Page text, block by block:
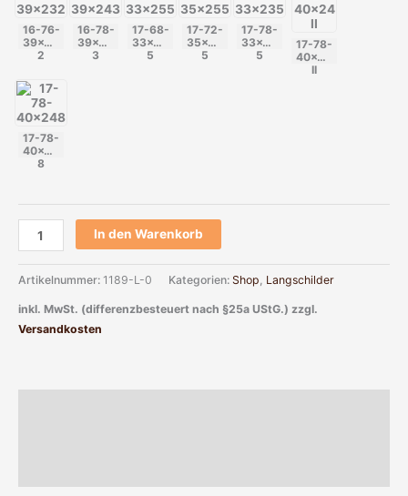
16-76-
39x23
2
16-78-
39x24
3
17-68-
33x25
5
17-72-
35x25
5
17-78-
33x23
5
17-78-
40x24
II
17-78-
40x24
8
In den Warenkorb
Artikelnummer: 1189-L-0 Kategorien: Shop, Langschilder
inkl. MwSt. (differenzbesteuert nach §25a UStG.) zzgl.
Versandkosten